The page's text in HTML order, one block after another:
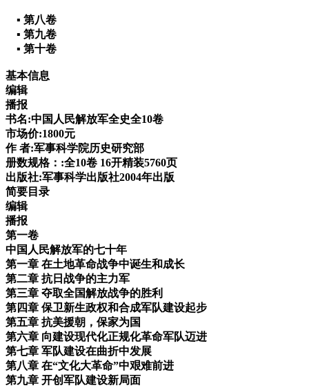
▪ 第八卷
▪ 第九卷
▪ 第十卷
基本信息
编辑
播报
书名:中国人民解放军全史全10卷
市场价:1800元
作 者:军事科学院历史研究部
册数规格：:全10卷 16开精装5760页
出版社:军事科学出版社2004年出版
简要目录
编辑
播报
第一卷
中国人民解放军的七十年
第一章 在土地革命战争中诞生和成长
第二章 抗日战争的主力军
第三章 夺取全国解放战争的胜利
第四章 保卫新生政权和合成军队建设起步
第五章 抗美援朝，保家为国
第六章 向建设现代化正规化革命军队迈进
第七章 军队建设在曲折中发展
第八章 在“文化大革命”中艰难前进
第九章 开创军队建设新局面